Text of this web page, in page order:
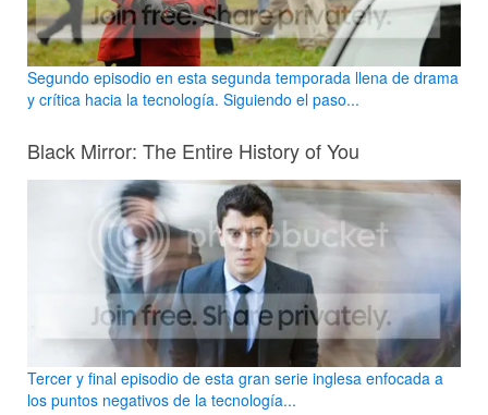
Segundo episodio en esta segunda temporada llena de drama
y crítica hacia la tecnología. Siguiendo el paso...
Black Mirror: The Entire History of You
Tercer y final episodio de esta gran serie inglesa enfocada a
los puntos negativos de la tecnología...